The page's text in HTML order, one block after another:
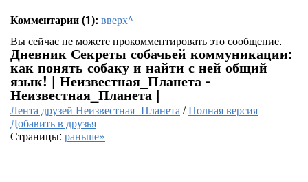
Комментарии (1): вверх^
Вы сейчас не можете прокомментировать это сообщение.
Дневник Секреты собачьей коммуникации:
как понять собаку и найти с ней общий
язык! | Неизвестная_Планета -
Неизвестная_Планета |
Лента друзей Неизвестная_Планета/Полная версия
Добавить в друзья
Страницы: раньше»